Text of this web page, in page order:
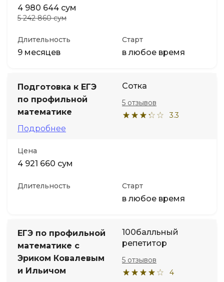
4 980 644 сум
5 242 860 сум
Длительность
9 месяцев
Старт
в любое время
Подготовка к ЕГЭ
по профильной
математике
Подробнее
Сотка
3.3
5 отзывов
Цена
4 921 660 сум
Длительность Старт
в любое время
ЕГЭ по профильной
математике с
Эриком Ковалевым
и Ильичом
100балльный
репетитор
4
5 отзывов